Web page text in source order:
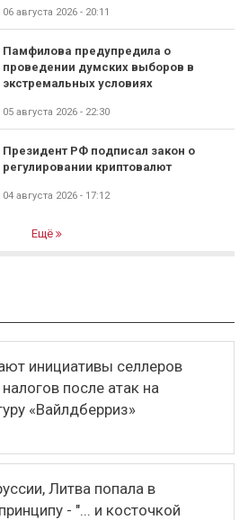
06 августа 2026 - 20:11
Памфилова предупредила о
проведении думских выборов в
экстремальных условиях
05 августа 2026 - 22:30
Президент РФ подписал закон о
регулировании криптовалют
04 августа 2026 - 17:12
Ещё
инициативы селлеров
после атак на
«Вайлдберриз»
Литва попала в
- "... и косточкой